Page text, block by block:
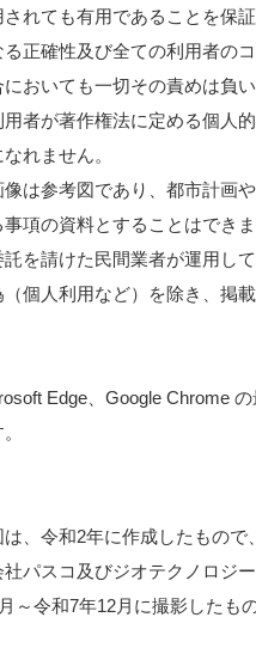
れても有用であることを保証
正確性及び全ての利用者の
おいても一切その責めは負い
者が著作権法に定める個人
れません。
は参考図であり、都市計画
項の資料とすることはでき
を請けた民間業者が運用して
個人利用など）を除き、掲
Edge、Google Chrome
、令和2年に作成したもの
パスコ及びジオテクノロジ
～令和7年12月に撮影した